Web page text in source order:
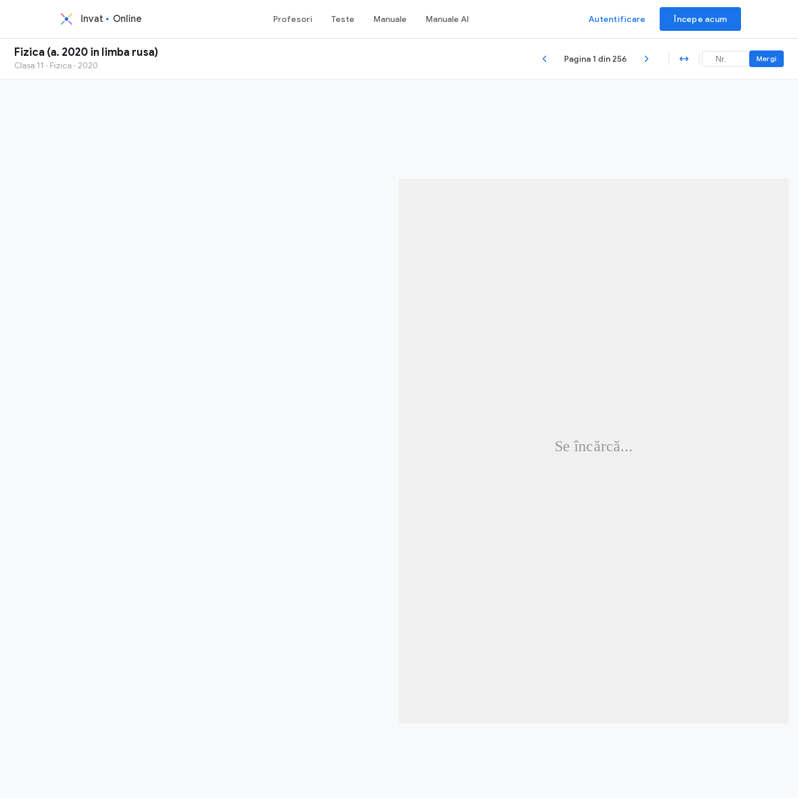
Invat Online Profesori Teste Manuale Manuale AI Autentificare Începe acum
Fizica (a. 2020 in limba rusa)
Clasa 11 · Fizica · 2020
Pagina 1 din 256 Mergi